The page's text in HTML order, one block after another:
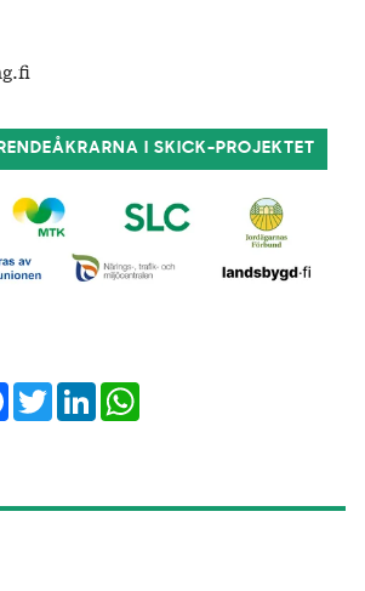
I SKICK-PROJEKTET
Facebook
TwitterLinkedIn